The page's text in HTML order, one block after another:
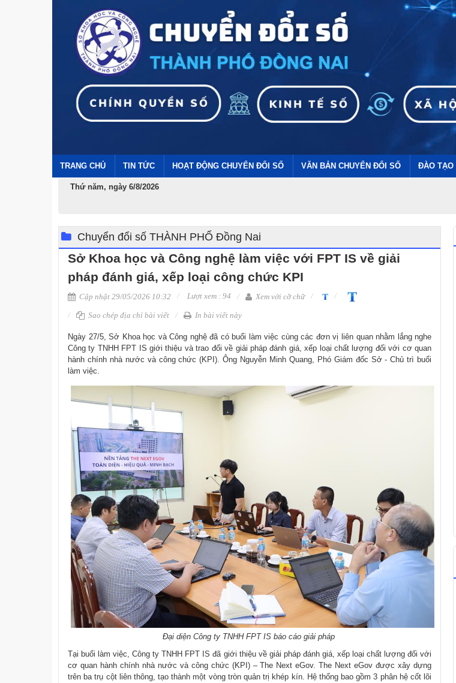
TRANG CHỦ TIN TỨC HOẠT ĐỘNG CHUYỂN ĐỔI SỐ VĂN BẢN CHUYỂN ĐỔI SỐ ĐÀO TẠO
Thứ năm, ngày 6/8/2026
Chuyển đổi số THÀNH PHỐ Đồng Nai
Sở Khoa học và Công nghệ làm việc với FPT IS về giải
pháp đánh giá, xếp loại công chức KPI
Cập nhật 29/05/2026 10:32 Lượt xem : 94 Xem với cỡ chữ
Sao chép địa chỉ bài viết In bài viết này
Ngày 27/5, Sở Khoa học và Công nghệ đã có buổi làm việc cùng các đơn vị liên quan nhằm lắng nghe
Công ty TNHH FPT IS giới thiệu và trao đổi về giải pháp đánh giá, xếp loại chất lượng đối với cơ quan
hành chính nhà nước và công chức (KPI). Ông Nguyễn Minh Quang, Phó Giám đốc Sở - Chủ trì buổi
làm việc.​
Đại diện Công ty TNHH FPT IS báo cáo giải pháp
Tại buổi làm việc, Công ty TNHH FPT IS đã giới thiệu về giải pháp đánh giá, xếp loại chất lượng đối với
cơ quan hành chính nhà nước và công chức (KPI) – The Next eGov. The Next eGov được xây dựng
trên ba trụ cột liên thông, tạo thành một vòng tròn quản trị khép kín. Hệ thống bao gồm 3 phân hệ cốt lõi